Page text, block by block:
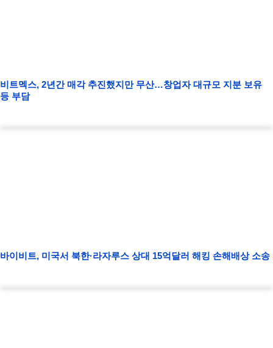
비트멕스, 2년간 매각 추진했지만 무산…창업자 대규모 지분 보유
등 부담
바이비트, 미국서 북한·라자루스 상대 15억달러 해킹 손해배상 소송